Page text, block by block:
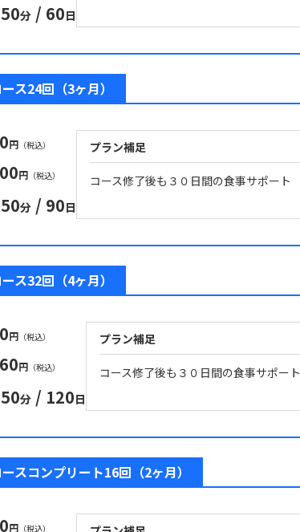
50分 / 60日
ス24回（3ヶ月）
円 （税込）
円 （税込）
50分 / 90日
プラン補足
コース修了後も３０日間の食事サポート
ス32回（4ヶ月）
円 （税込）
円 （税込）
50分 / 120日
プラン補足
コース修了後も３０日間の食事サポート
スコンプリート16回（2ヶ月）
円 （税込）